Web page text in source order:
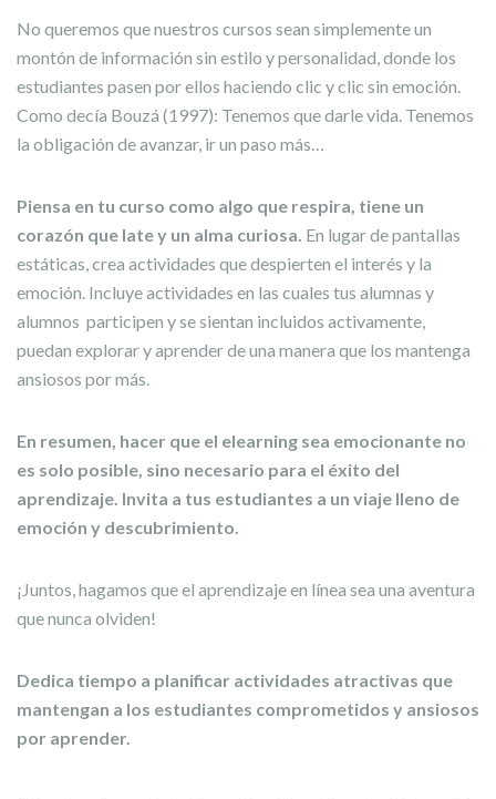
No queremos que nuestros cursos sean simplemente un
montón de información sin estilo y personalidad, donde los
estudiantes pasen por ellos haciendo clic y clic sin emoción.
Como decía Bouzá (1997): Tenemos que darle vida. Tenemos
la obligación de avanzar, ir un paso más…
Piensa en tu curso como algo que respira, tiene un
corazón que late y un alma curiosa. En lugar de pantallas
estáticas, crea actividades que despierten el interés y la
emoción. Incluye actividades en las cuales tus alumnas y
alumnos participen y se sientan incluidos activamente,
puedan explorar y aprender de una manera que los mantenga
ansiosos por más.
En resumen, hacer que el elearning sea emocionante no
es solo posible, sino necesario para el éxito del
aprendizaje. Invita a tus estudiantes a un viaje lleno de
emoción y descubrimiento.
¡Juntos, hagamos que el aprendizaje en línea sea una aventura
que nunca olviden!
Dedica tiempo a planificar actividades atractivas que
mantengan a los estudiantes comprometidos y ansiosos
por aprender.